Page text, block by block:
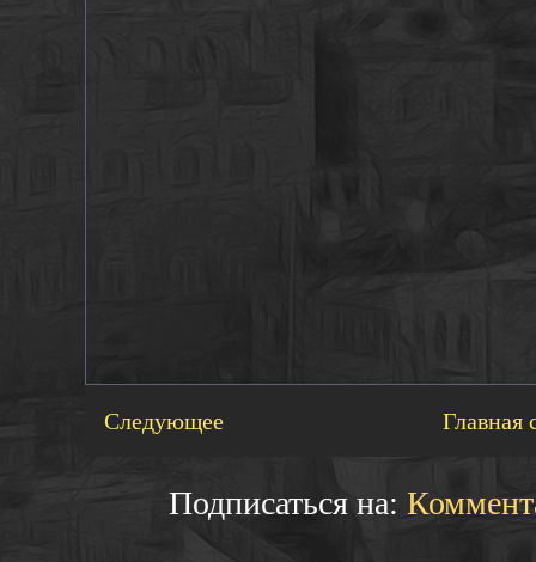
Следующее Главная
Подписаться на: